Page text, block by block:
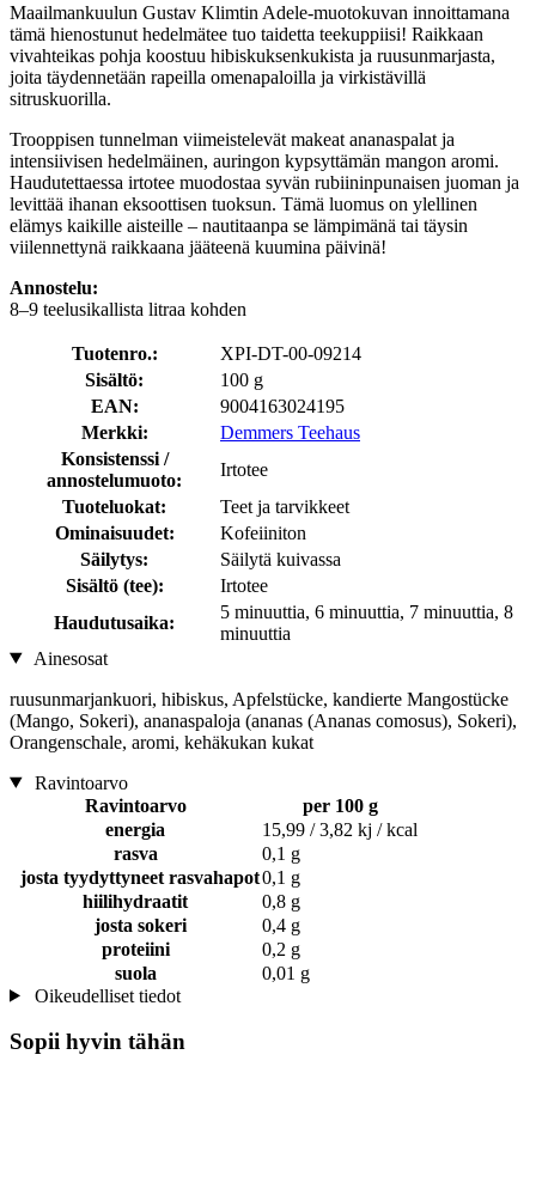
Maailmankuulun Gustav Klimtin Adele-muotokuvan innoittamana
tämä hienostunut hedelmätee tuo taidetta teekuppiisi! Raikkaan
vivahteikas pohja koostuu hibiskuksenkukista ja ruusunmarjasta,
joita täydennetään rapeilla omenapaloilla ja virkistävillä
sitruskuorilla.
Trooppisen tunnelman viimeistelevät makeat ananaspalat ja
intensiivisen hedelmäinen, auringon kypsyttämän mangon aromi.
Haudutettaessa irtotee muodostaa syvän rubiininpunaisen juoman ja
levittää ihanan eksoottisen tuoksun. Tämä luomus on ylellinen
elämys kaikille aisteille – nautitaanpa se lämpimänä tai täysin
viilennettynä raikkaana jääteenä kuumina päivinä!
Annostelu:
8–9 teelusikallista litraa kohden
Tuotenro.:
XPI-DT-00-09214
Sisältö:
100 g
EAN:
9004163024195
Merkki:
Demmers Teehaus
Konsistenssi /
annostelumuoto:
Irtotee
Tuoteluokat:
Teet ja tarvikkeet
Ominaisuudet:
Kofeiiniton
Säilytys:
Säilytä kuivassa
Sisältö (tee):
Irtotee
Haudutusaika:
5 minuuttia, 6 minuuttia, 7 minuuttia, 8
minuuttia
Ainesosat
ruusunmarjankuori, hibiskus, Apfelstücke, kandierte Mangostücke
(Mango, Sokeri), ananaspaloja (ananas (Ananas comosus), Sokeri),
Orangenschale, aromi, kehäkukan kukat
Ravintoarvo
Ravintoarvo
per 100 g
energia
15,99 / 3,82 kj / kcal
rasva
0,1 g
josta tyydyttyneet rasvahapot0,1 g
hiilihydraatit
0,8 g
josta sokeri
0,4 g
proteiini
0,2 g
suola
0,01 g
Oikeudelliset tiedot
Sopii hyvin tähän